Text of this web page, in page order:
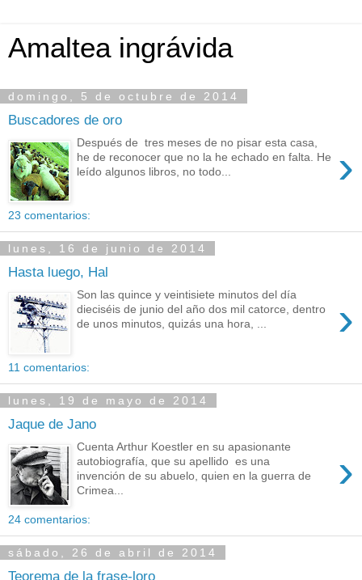
Amaltea ingrávida
domingo, 5 de octubre de 2014
Buscadores de oro
›
Después de tres meses de no pisar esta casa,
he de reconocer que no la he echado en falta. He
leído algunos libros, no todo...
23 comentarios:
lunes, 16 de junio de 2014
Hasta luego, Hal
›
Son las quince y veintisiete minutos del día
dieciséis de junio del año dos mil catorce, dentro
de unos minutos, quizás una hora, ...
11 comentarios:
lunes, 19 de mayo de 2014
Jaque de Jano
›
Cuenta Arthur Koestler en su apasionante
autobiografía, que su apellido es una
invención de su abuelo, quien en la guerra de
Crimea...
24 comentarios:
sábado, 26 de abril de 2014
Teorema de la frase-loro